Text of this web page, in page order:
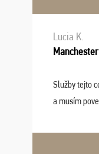
Lucia K.
Služby tejto
a musím
dispozícii